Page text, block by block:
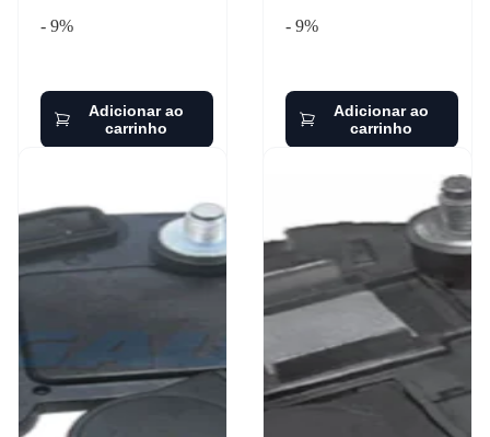
- 9%
Adicionar ao
carrinho
- 9%
Adicionar ao
carrinho